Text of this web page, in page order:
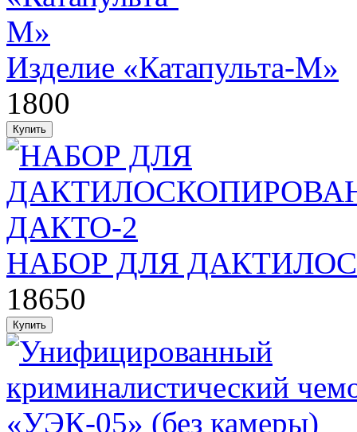
Изделие «Катапульта-М»
1800
НАБОР ДЛЯ
18650